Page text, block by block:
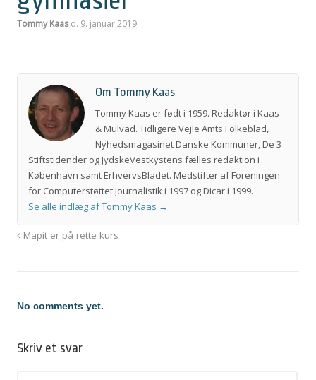
Tommy Kaas d. 9. januar 2019
Om Tommy Kaas
Tommy Kaas er født i 1959. Redaktør i Kaas
& Mulvad. Tidligere Vejle Amts Folkeblad,
Nyhedsmagasinet Danske Kommuner, De 3
Stiftstidender og JydskeVestkystens fælles redaktion i
København samt ErhvervsBladet. Medstifter af Foreningen
for Computerstøttet Journalistik i 1997 og Dicar i 1999.
Se alle indlæg af Tommy Kaas →
Mapit er på rette kurs
No comments yet.
Skriv et svar